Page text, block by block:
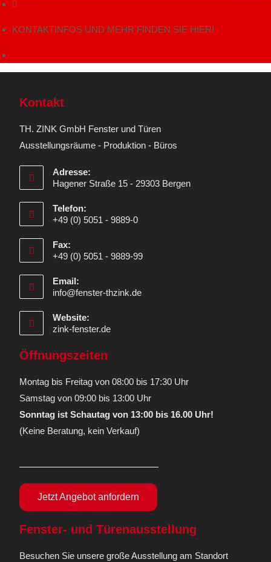
KONTAKTINFOS UND MEHR FINDEN SIE HIER!
Kontakt
TH. ZINK GmbH Fenster und Türen
Ausstellungsräume - Produktion - Büros
Adresse:
Hagener Straße 15 - 29303 Bergen
Telefon:
+49 (0) 5051 - 9889-0
Fax:
+49 (0) 5051 - 9889-99
Email:
info@fenster-thzink.de
Website:
zink-fenster.de
Öffnungszeiten
Montag bis Freitag von 08:00 bis 17:30 Uhr
Samstag von 09:00 bis 13:00 Uhr
Sonntag ist Schautag von 13:00 bis 16.00 Uhr!
(Keine Beratung, kein Verkauf)
Jetzt Angebot anfordern
Fenster- und Türenausstellung
Besuchen Sie unsere große Ausstellung am Standort